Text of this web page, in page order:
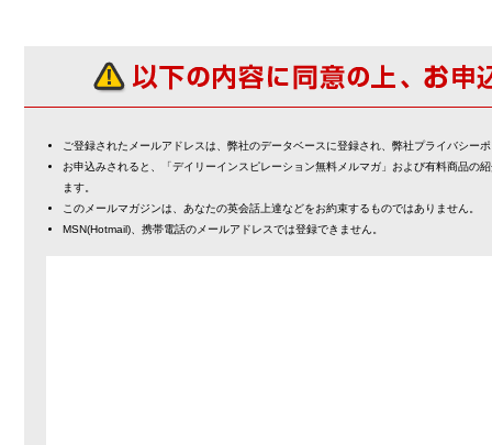
ご登録されたメールアドレスは、弊社のデータベースに登録され、弊社プライバシー
お申込みされると、「デイリーインスピレーション無料メルマガ」および有料商品の
ます。
このメールマガジンは、あなたの英会話上達などをお約束するものではありません。
MSN(Hotmail)、携帯電話のメールアドレスでは登録できません。